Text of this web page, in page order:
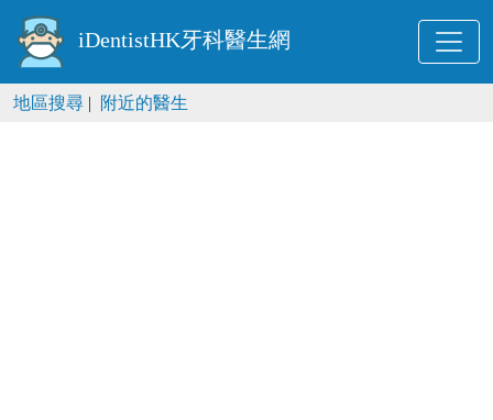
iDentistHK牙科醫生網
地區搜尋 | 附近的醫生